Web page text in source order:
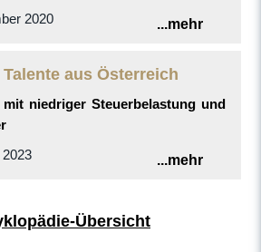
2020
...mehr
aus Österreich
niedriger Steuerbelastung und
...mehr
Übersicht